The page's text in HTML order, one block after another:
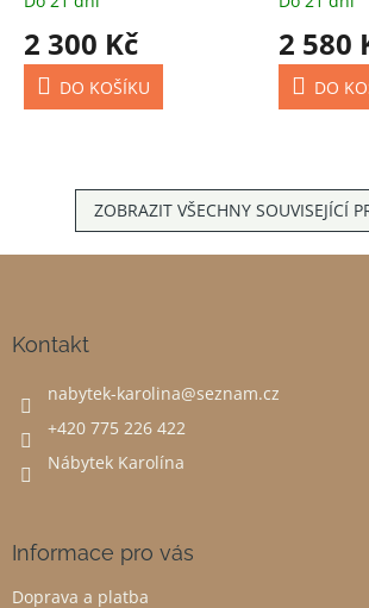
2 300 Kč
DO KOŠÍKU
2 580
DO
ZOBRAZIT VŠECHNY SOUVISEJÍCÍ
Kontakt
nabytek-karolina@seznam.cz
+420 775 226 422
Nábytek Karolína
Informace pro vás
Doprava a platba